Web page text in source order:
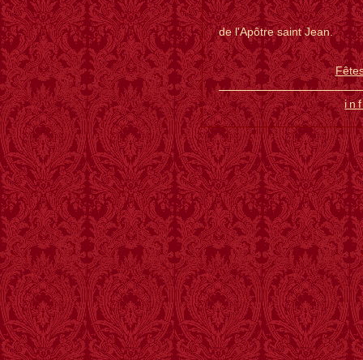
de l'Apôtre saint Jean.